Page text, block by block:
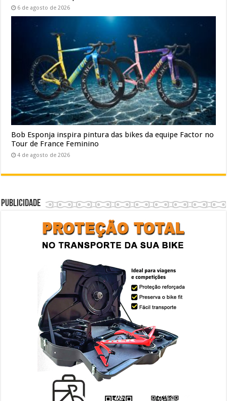
6 de agosto de 2026
Bob Esponja inspira pintura das bikes da equipe Factor no
Tour de France Feminino
4 de agosto de 2026
Publicidade